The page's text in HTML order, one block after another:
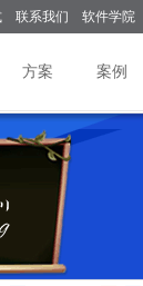
联系我们 软件学院
方案 案例